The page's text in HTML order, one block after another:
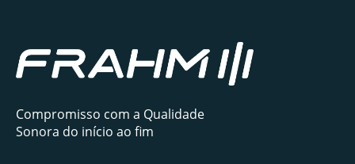
Compromisso com a Qualidade
Sonora do início ao fim